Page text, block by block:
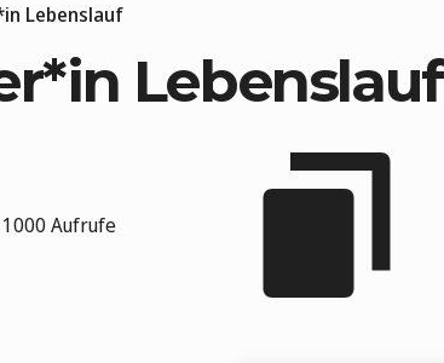
Lebenslauf
Lebenslauf
1000 Aufrufe